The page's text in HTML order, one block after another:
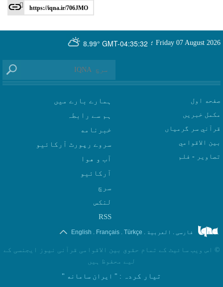
https://iqna.ir/706JMO
GMT-04:35:32
8.99° Friday 07 August 2026 ؛
صفحه اول
مکمل خبریں
قرآني سر گرمياں
بين الاقوامي
تصاوير - فلم
ہمارے بارے میں
ہم سے رابطہ
سروے رپورٹ آرکائیو
آب و هوا
سرچ
لنکس
RSS
فارسی . العربیة .
Türkçe
.
Français
.
English
© اس ویب سائیٹ کے تمام حقوق بین الاقوامی قرآنی نیوز ایجنسی کے
لیے محفوظ ہیں
تیار کردہ : " ایران سامانه "